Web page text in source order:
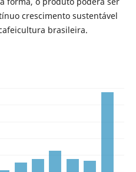
crescimento sustentável
brasileira.